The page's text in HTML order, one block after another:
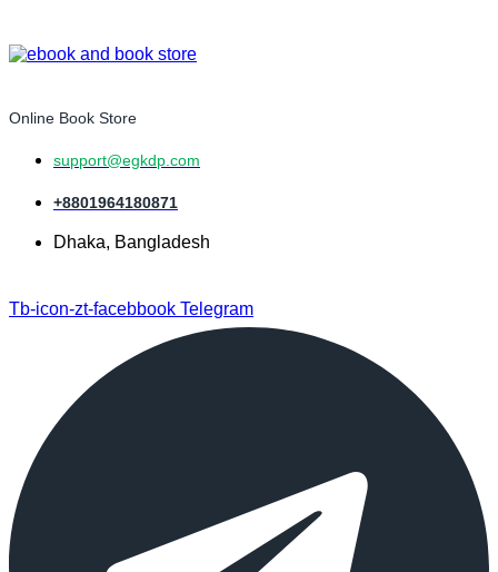
Online Book Store
support@egkdp.com
+8801964180871
Dhaka, Bangladesh
Tb-icon-zt-facebbook Telegram